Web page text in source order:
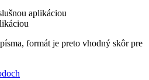
aplikáciou
formát je preto vhodný skôr pre